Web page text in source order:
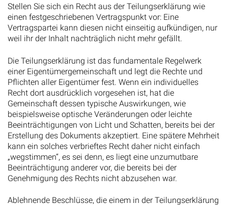
Stellen Sie sich ein Recht aus der Teilungserklärung wie
einen festgeschriebenen Vertragspunkt vor: Eine
Vertragspartei kann diesen nicht einseitig aufkündigen, nur
weil ihr der Inhalt nachträglich nicht mehr gefällt.
Die Teilungserklärung ist das fundamentale Regelwerk
einer Eigentümergemeinschaft und legt die Rechte und
Pflichten aller Eigentümer fest. Wenn ein individuelles
Recht dort ausdrücklich vorgesehen ist, hat die
Gemeinschaft dessen typische Auswirkungen, wie
beispielsweise optische Veränderungen oder leichte
Beeinträchtigungen von Licht und Schatten, bereits bei der
Erstellung des Dokuments akzeptiert. Eine spätere Mehrheit
kann ein solches verbrieftes Recht daher nicht einfach
„wegstimmen“, es sei denn, es liegt eine unzumutbare
Beeinträchtigung anderer vor, die bereits bei der
Genehmigung des Rechts nicht abzusehen war.
Ablehnende Beschlüsse, die einem in der Teilungserklärung